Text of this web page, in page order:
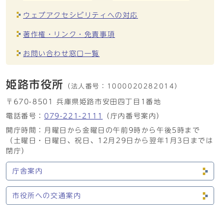
ウェブアクセシビリティへの対応
著作権・リンク・免責事項
お問い合わせ窓口一覧
姫路市役所 （法人番号： 1000020282014）
〒670-8501 兵庫県姫路市安田四丁目1番地
電話番号： 079-221-2111
（庁内番号案内）
開庁時間：月曜日から金曜日の午前9時から午後5時まで
（土曜日・日曜日、祝日、12月29日から翌年1月3日までは
閉庁）
庁舎案内
市役所への交通案内